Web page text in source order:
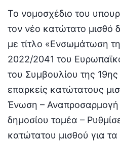
Το νομοσχέδιο του
τον νέο κατώτατο μισθό
με τίτλο «Ενσωμάτωση
2022/2041 του
του Συμβουλίου της
επαρκείς κατώτατους
Ένωση – Αναπροσαρμογή
δημοσίου τομέα –
κατώτατου μισθού για